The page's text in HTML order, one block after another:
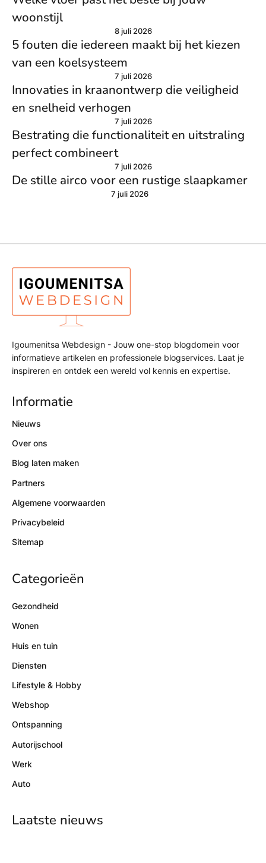
woonstijl
8 juli 2026
5 fouten die iedereen maakt bij het kiezen
van een koelsysteem
7 juli 2026
Innovaties in kraanontwerp die veiligheid
en snelheid verhogen
7 juli 2026
Bestrating die functionaliteit en uitstraling
perfect combineert
7 juli 2026
De stille airco voor een rustige slaapkamer
7 juli 2026
Igoumenitsa Webdesign - Jouw one-stop blogdomein voor
informatieve artikelen en professionele blogservices. Laat je
inspireren en ontdek een wereld vol kennis en expertise.
Informatie
Nieuws
Over ons
Blog laten maken
Partners
Algemene voorwaarden
Privacybeleid
Sitemap
Categorieën
Gezondheid
Wonen
Huis en tuin
Diensten
Lifestyle & Hobby
Webshop
Ontspanning
Autorijschool
Werk
Auto
Laatste nieuws